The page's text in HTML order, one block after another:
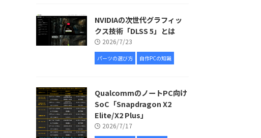
NVIDIAの次世代グラフィッ
クス技術「DLSS 5」とは
2026/7/23
パーツの選び方 自作PCの知識
QualcommのノートPC向け
SoC「Snapdragon X2
Elite/X2 Plus」
2026/7/17